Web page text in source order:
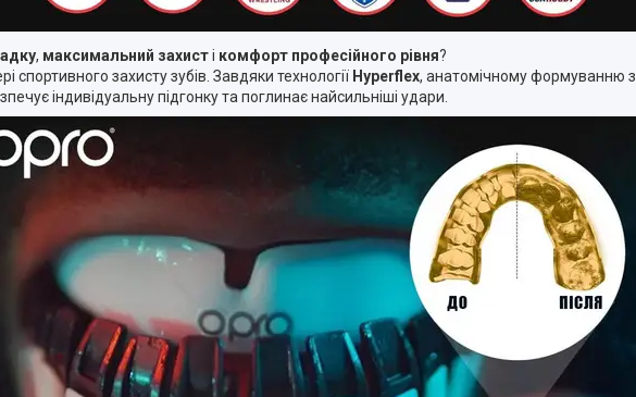
, максимальний захисті комфорт професійного рівня?
спортивного захисту зубів. Завдяки технології Hyperflex, анатомічному формуванню з
індивідуальну підгонку та поглинає найсильніші удари.